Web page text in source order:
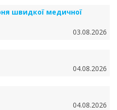
швидкої медичної
03.08.2026
04.08.2026
04.08.2026